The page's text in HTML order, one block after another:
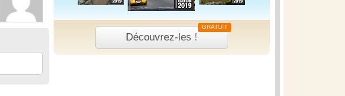
Découvrez-les !
GRATUIT